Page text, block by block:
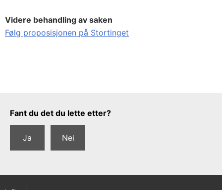
Videre behandling av saken
Følg proposisjonen på Stortinget
Tilbakemeldingsskjema
Fant du det du lette etter?
Ja Nei